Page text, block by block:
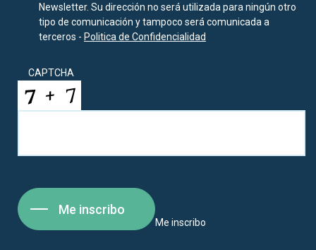
Newsletter. Su dirección no será utilizada para ningún otro
tipo de comunicación y tampoco será comunicada a
terceros - Politica de Confidencialidad
CAPTCHA
Me inscribo
Me inscribo